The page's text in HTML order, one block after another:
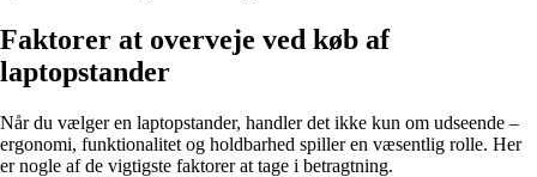
Faktorer at overveje ved køb af
laptopstander
Når du vælger en laptopstander, handler det ikke kun om udseende –
ergonomi, funktionalitet og holdbarhed spiller en væsentlig rolle. Her
er nogle af de vigtigste faktorer at tage i betragtning.